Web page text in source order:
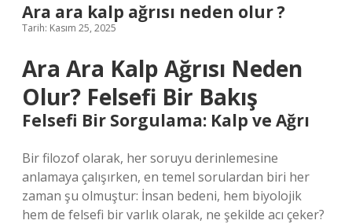
Ara ara kalp ağrısı neden olur ?
Tarih: Kasım 25, 2025
Ara Ara Kalp Ağrısı Neden
Olur? Felsefi Bir Bakış
Felsefi Bir Sorgulama: Kalp ve Ağrı
Bir filozof olarak, her soruyu derinlemesine
anlamaya çalışırken, en temel sorulardan biri her
zaman şu olmuştur: İnsan bedeni, hem biyolojik
hem de felsefi bir varlık olarak, ne şekilde acı çeker?